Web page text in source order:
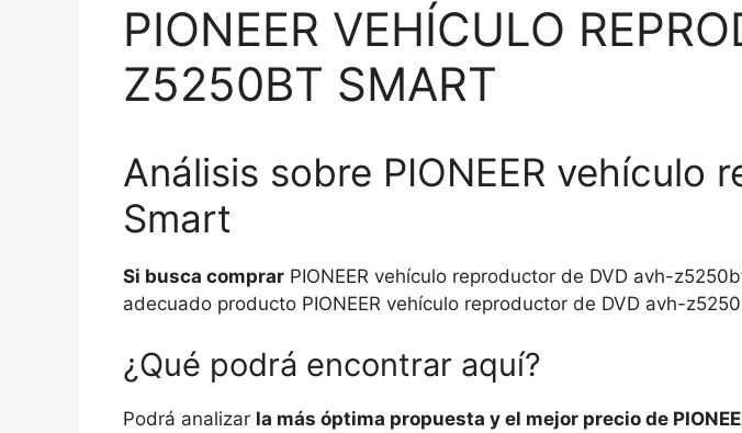
PIONEER VEHÍCULO
Z5250BT SMART
Análisis sobre PIONEER
Smart
Si busca comprar PIONEER vehículo reproductor de DVD avh-
adecuado producto PIONEER vehículo reproductor de DVD avh-
¿Qué podrá encontrar aquí?
Podrá analizar la más óptima propuesta y el mejor precio de